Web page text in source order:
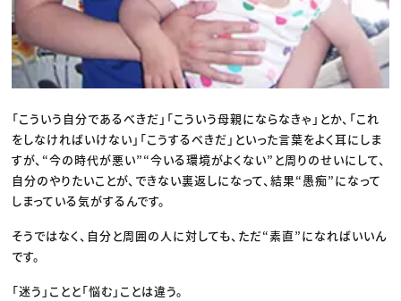
「こういう自分であるべきだ」「こういう母親にならなきゃ」とか、「これ
をしなければいけない」「こうするべきだ」といった言葉をよく耳にしま
すが、“今の時代が悪い”“今いる環境がよくない”と周りのせいにして、
自分のやりたいことが、できない裏返しになって、結果“愚痴”になって
しまっている気がするんです。
そうではなく、自分と周囲の人に対しても、ただ“素直”になればいいん
です。
「迷う」ことと「悩む」ことは違う。